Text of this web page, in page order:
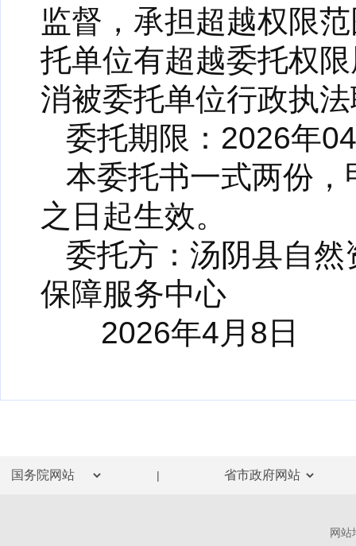
监督，承担超越权限
托单位有超越委托权
消被委托单位行政执
委托期限：2026年
本委托书一式两份
之日起生效。
委托方：汤阴县自
保障服务中心
2026年4月8
|
网站